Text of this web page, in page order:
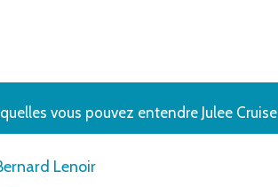
vous pouvez entendre Julee Cruise
Lenoir